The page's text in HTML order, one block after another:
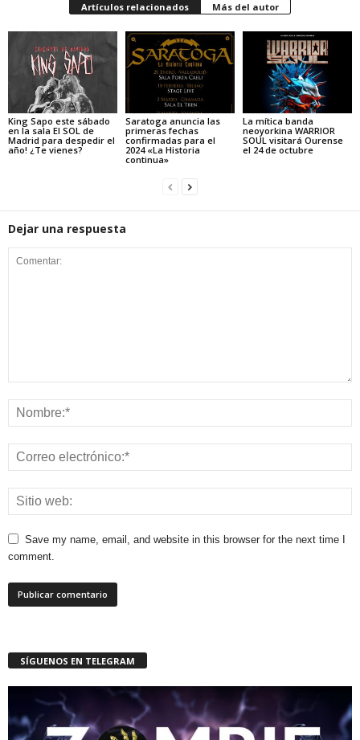
Artículos relacionados Más del autor
King Sapo este sábado
en la sala El SOL de
Madrid para despedir el
año! ¿Te vienes?
Saratoga anuncia las
primeras fechas
confirmadas para el
2024 «La Historia
continua»
La mítica banda
neoyorkina WARRIOR
SOUL visitará Ourense
el 24 de octubre
Dejar una respuesta
Save my name, email, and website in this browser for the next time I
comment.
SÍGUENOS EN TELEGRAM